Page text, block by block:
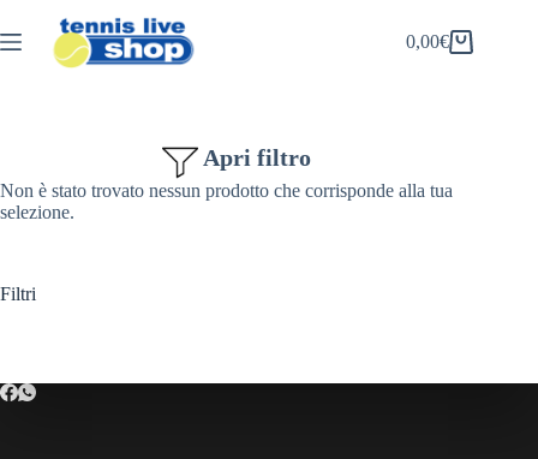
al
contenuto
Carrello
0,00€
Apri filtro
Non è stato trovato nessun prodotto che corrisponde alla tua
selezione.
Filtri